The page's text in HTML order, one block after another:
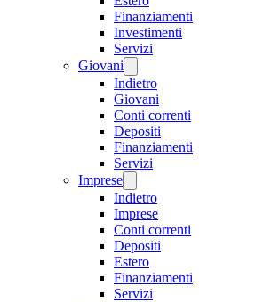
Finanziamenti
Investimenti
Servizi
Giovani
Indietro
Giovani
Conti correnti
Depositi
Finanziamenti
Servizi
Imprese
Indietro
Imprese
Conti correnti
Depositi
Estero
Finanziamenti
Servizi